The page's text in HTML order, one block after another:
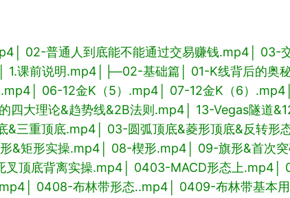
│ 02-普通人到底能不能通过交易赚钱.mp4 │ 03-
│ 1.课前说明.mp4 ├─02-基础篇 │ 01-K线背后的奥
.mp4 │ 06-12金K（5）.mp4 │ 07-12金K（6）.mp4
四大理论&趋势线&2B法则.mp4 │ 13-Vegas隧道
&三重顶底.mp4 │ 03-圆弧顶底&菱形顶底&反转形
形&矩形实操.mp4 │ 08-楔形.mp4 │ 09-旗形&首次
叉顶底背离实操.mp4 │ 0403-MACD形态上.mp4
│ 0408-布林带形态..mp4 │ 0409-布林带基本